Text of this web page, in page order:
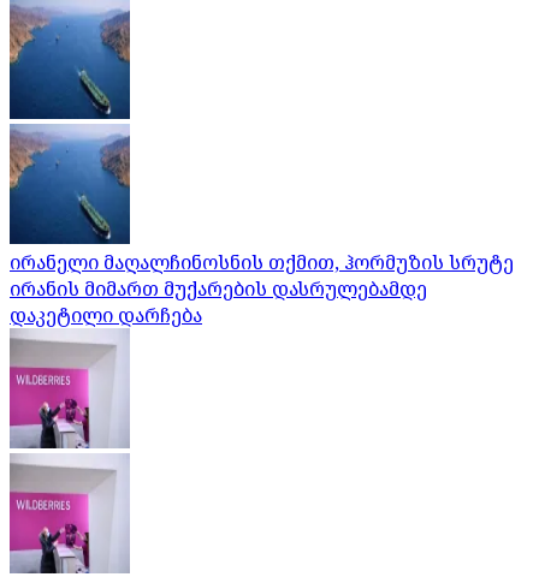
ირანელი მაღალჩინოსნის თქმით, ჰორმუზის სრუტე
ირანის მიმართ მუქარების დასრულებამდე
დაკეტილი დარჩება